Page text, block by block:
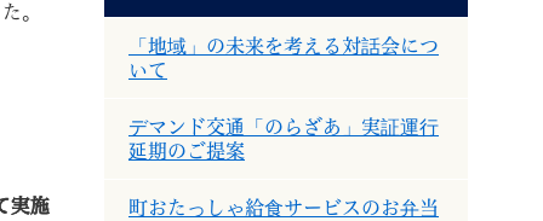
高齢者・介護 ご不幸
。
実施
「地域」の未来を考える対話会につ
いて
デマンド交通「のらざあ」実証運行
延期のご提案
町おたっしゃ給食サービスのお弁当